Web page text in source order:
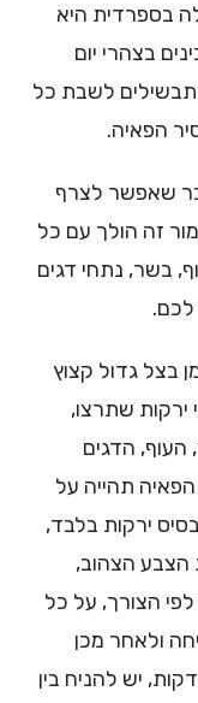
בספרדית היא
בצהרי יום
לשבת כל
הפאיה.
שאפשר לצרף
זה הולך עם כל
בשר, נתחי דגים
לכם.
בצל גדול קצוץ
ירקות שתרצו,
הדגים
תהייה על
ירקות בלבד,
הצבע הצהוב,
לפי הצורך, על כל
ולאחר מכן
יש להניח בין